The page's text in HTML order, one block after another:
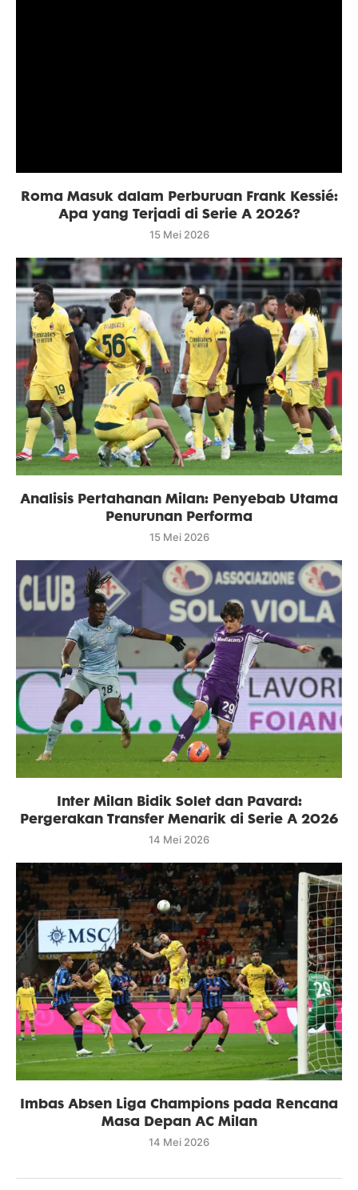
Roma Masuk dalam Perburuan Frank Kessié:
Apa yang Terjadi di Serie A 2026?
15 Mei 2026
Analisis Pertahanan Milan: Penyebab Utama
Penurunan Performa
15 Mei 2026
Inter Milan Bidik Solet dan Pavard:
Pergerakan Transfer Menarik di Serie A 2026
14 Mei 2026
Imbas Absen Liga Champions pada Rencana
Masa Depan AC Milan
14 Mei 2026